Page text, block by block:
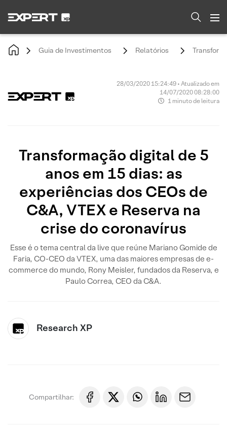
Guia de Investimentos Relatórios
28/03/2020 15:24:49 • Atualizado em
14/07/2020 08:28:00
1 minuto de leitura
Transformação digital de 5
anos em 15 dias: as
experiências dos CEOs de
C&A, VTEX e Reserva na
crise do coronavírus
Esse é o tema central da live que reúne Mariano Gomide de
Faria, CO-CEO da VTEX, uma das maiores empresas de e-
commerce do mundo, Rony Meisler, fundados da Reserva, e
Paulo Correa, CEO da C&A.
Research XP
Compartilhar: